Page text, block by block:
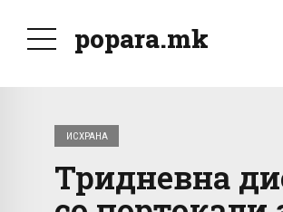
popara.mk
ИСХРАНА
Тридневна